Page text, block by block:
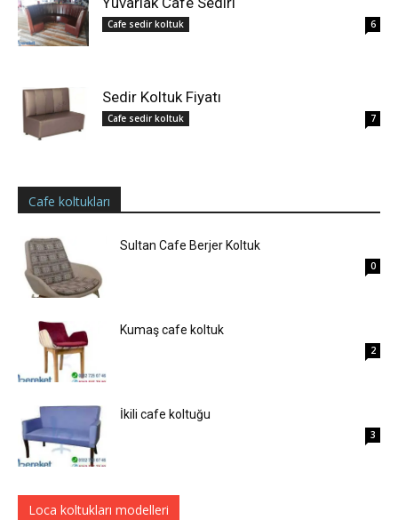
Cafe sedir koltuk 6
Sedir Koltuk Fiyatı
Cafe sedir koltuk 7
Cafe koltukları
Sultan Cafe Berjer Koltuk
0
Kumaş cafe koltuk
2
İkili cafe koltuğu
3
Loca koltukları modelleri